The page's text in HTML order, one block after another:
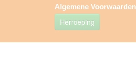
Algemene Voorwaarden
Herroeping